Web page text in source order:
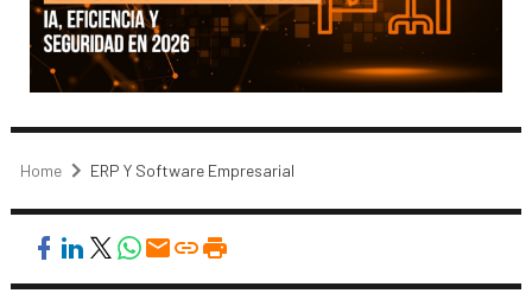
Home ERP Y Software Empresarial